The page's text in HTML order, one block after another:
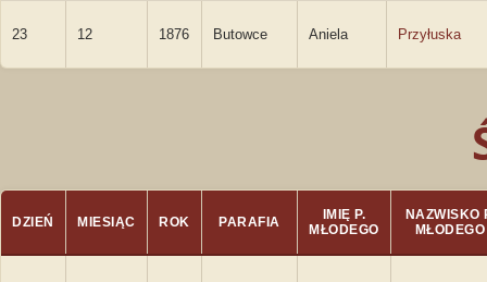
23 12 1876 Butowce Aniela Przyłuska
DZIEŃ MIESIĄC ROK PARAFIA
IMIĘ P.
MŁODEGO
NAZWISKO
MŁODEGO